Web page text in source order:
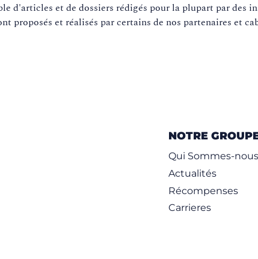
d'articles et de dossiers rédigés pour la plupart par des
proposés et réalisés par certains de nos partenaires et
NOTRE
Qui Sommes-
Actualités
Récompenses
Carrieres